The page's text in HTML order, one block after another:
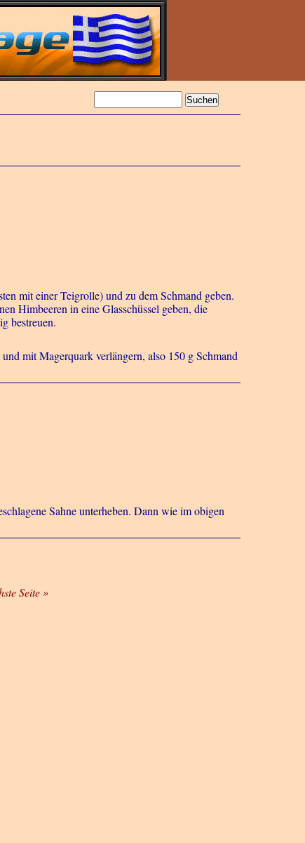
mit einer Teigrolle) und zu dem Schmand geben.
Himbeeren in eine Glasschüssel geben, die
bestreuen.
mit Magerquark verlängern, also 150 g Schmand
Sahne unterheben. Dann wie im obigen
Seite »